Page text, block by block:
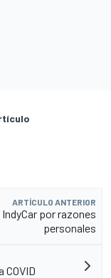
ARTÍCULO ANTERIOR
por razones
personales
COVID